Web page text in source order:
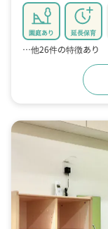
園庭あり 延長保育
…他26件の特徴あり